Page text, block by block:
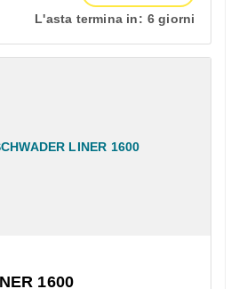
L'asta termina in: 6 giorni
1600